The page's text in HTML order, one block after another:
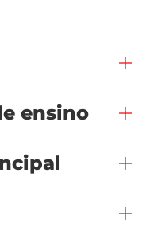
ensino